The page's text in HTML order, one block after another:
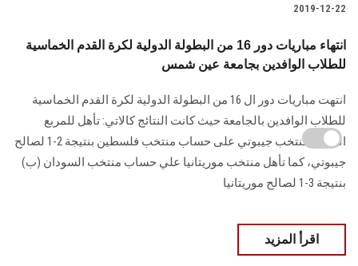
2019-12-22
انتهاء مباريات دور 16 من البطولة الدولية لكرة القدم الخماسية
للطلاب الوافدين بجامعة عين شمس
انتهت مباريات دور ال 16 من البطولة الدولية لكرة القدم الخماسية
للطلاب الوافدين بالجامعة حيث كانت النتائج كالاتي: تأهل للمربع
الذهبي منتخب جيبوتي على حساب منتخب فلسطين بنتيجة 2-1 لصالح
جيبوتي، كما تأهل منتخب موريتانيا علي حساب منتخب السودان (ب)
بنتيجة 3-1 لصالح موريتانيا
اقرأ المزيد